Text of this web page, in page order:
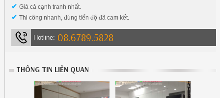
✔ Giá cả cạnh tranh nhất.
✔ Thi công nhanh, đúng tiến độ đã cam kết.
Hotline: 08.6789.5828
THÔNG TIN LIÊN QUAN